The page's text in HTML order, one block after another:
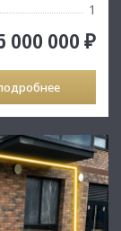
1
000 000 ₽